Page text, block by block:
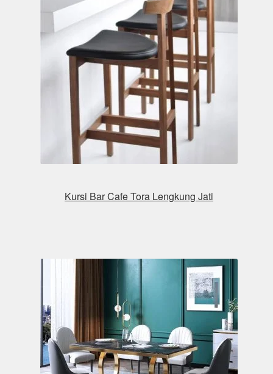
Kursi Bar Cafe Tora Lengkung Jati